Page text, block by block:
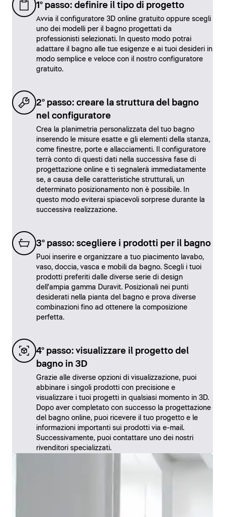
1° passo: definire il tipo di progetto
Avvia il configuratore 3D online gratuito oppure scegli
uno dei modelli per il bagno progettati da
professionisti selezionati. In questo modo potrai
adattare il bagno alle tue esigenze e ai tuoi desideri in
modo semplice e veloce con il nostro configuratore
gratuito.
2° passo: creare la struttura del bagno
nel configuratore
Crea la planimetria personalizzata del tuo bagno
inserendo le misure esatte e gli elementi della stanza,
come finestre, porte e allacciamenti. Il configuratore
terrà conto di questi dati nella successiva fase di
progettazione online e ti segnalerà immediatamente
se, a causa delle caratteristiche strutturali, un
determinato posizionamento non è possibile. In
questo modo eviterai spiacevoli sorprese durante la
successiva realizzazione.
3° passo: scegliere i prodotti per il bagno
Puoi inserire e organizzare a tuo piacimento lavabo,
vaso, doccia, vasca e mobili da bagno. Scegli i tuoi
prodotti preferiti dalle diverse serie di design
dell'ampia gamma Duravit. Posizionali nei punti
desiderati nella pianta del bagno e prova diverse
combinazioni fino ad ottenere la composizione
perfetta.
4° passo: visualizzare il progetto del
bagno in 3D
Grazie alle diverse opzioni di visualizzazione, puoi
abbinare i singoli prodotti con precisione e
visualizzare i tuoi progetti in qualsiasi momento in 3D.
Dopo aver completato con successo la progettazione
del bagno online, puoi ricevere il tuo progetto e le
informazioni importanti sui prodotti via e-mail.
Successivamente, puoi contattare uno dei nostri
rivenditori specializzati.